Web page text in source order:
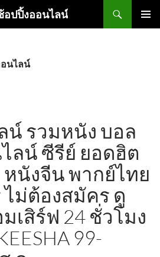
อปปิ้งออนไลน์
นไลน์
น์ รวมหนัง บอล
ลน์ ซีรีย์ ยอดฮิต
หนังจีน พากย์ไทย
ม่ต้องสมัคร ดู
เสิร์ฟ 24 ชั่วโมง
99-